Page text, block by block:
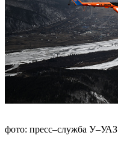
фото: пресс–служба У–УАЗ